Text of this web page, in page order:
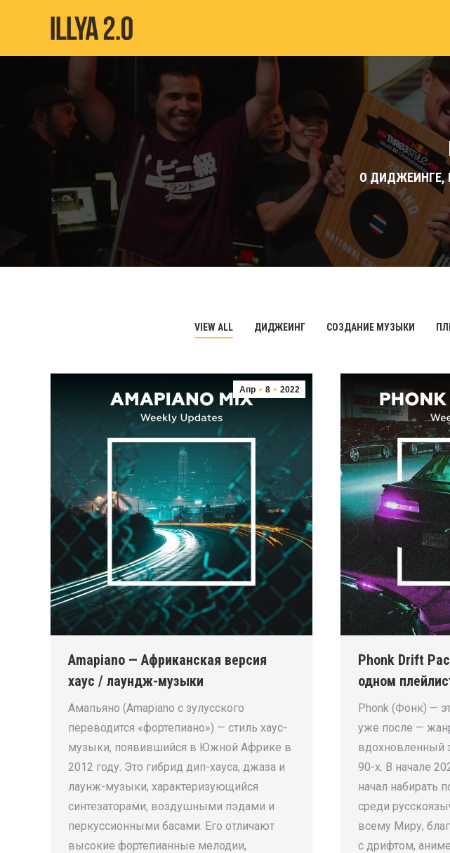
О ДИДЖЕИНГЕ,
VIEW ALL ДИДЖЕИНГ СОЗДАНИЕ МУЗЫКИ
Апр 8 2022
Amapiano — Африканская версия
хаус / лаундж-музыки
Амапьяно (Amapiano с зулусского
переводится «фортепиано») — стиль хаус-
музыки, появившийся в Южной Африке в
2012 году. Это гибрид дип-хауса, джаза и
лаунж-музыки, характеризующийся
синтезаторами, воздушными пэдами и
перкуссионными басами. Его отличают
высокие фортепианные мелодии,
Phonk Drift
одном
Phonk (Фонк) —
уже после —
вдохновленный
90-х. В начале
начал набирать
среди
всему Миру,
с дрифтом,